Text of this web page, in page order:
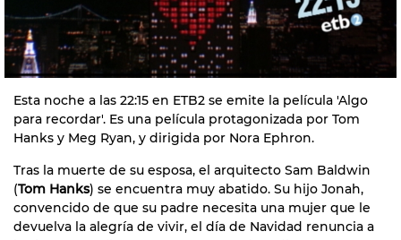
Esta noche a las 22:15 en ETB2 se emite la película 'Algo
para recordar'. Es una película protagonizada por Tom
Hanks y Meg Ryan, y dirigida por Nora Ephron.
Tras la muerte de su esposa, el arquitecto Sam Baldwin
(Tom Hanks) se encuentra muy abatido. Su hijo Jonah,
convencido de que su padre necesita una mujer que le
devuelva la alegría de vivir, el día de Navidad renuncia a